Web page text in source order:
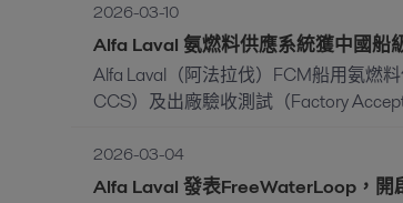
2026-03-10
Alfa Laval 氨燃料供應系統獲中國船
Alfa Laval（阿法拉伐）FCM船用氨燃
CCS）及出廠驗收測試（Factory
2026-03-04
Alfa Laval 發表FreeWaterLoop，開